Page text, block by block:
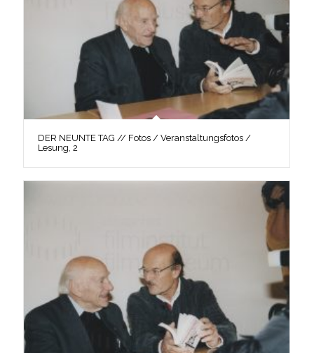
DER NEUNTE TAG // Fotos / Veranstaltungsfotos /
Lesung, 2